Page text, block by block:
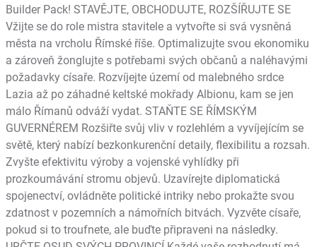
Builder Pack! STAVĚJTE, OBCHODUJTE, ROZŠÍŘUJTE SE
Vžijte se do role mistra stavitele a vytvořte si svá vysněná
města na vrcholu Římské říše. Optimalizujte svou ekonomiku
a zároveň žonglujte s potřebami svých občanů a naléhavými
požadavky císaře. Rozvíjejte území od malebného srdce
Lazia až po záhadné keltské mokřady Albionu, kam se jen
málo Římanů odváží vydat. STAŇTE SE ŘÍMSKÝM
GUVERNÉREM Rozšiřte svůj vliv v rozlehlém a vyvíjejícím se
světě, který nabízí bezkonkurenční detaily, flexibilitu a rozsah.
Zvyšte efektivitu výroby a vojenské vyhlídky při
prozkoumávání stromu objevů. Uzavírejte diplomatická
spojenectví, ovládněte politické intriky nebo prokažte svou
zdatnost v pozemních a námořních bitvách. Vyzvěte císaře,
pokud si to troufnete, ale buďte připraveni na následky.